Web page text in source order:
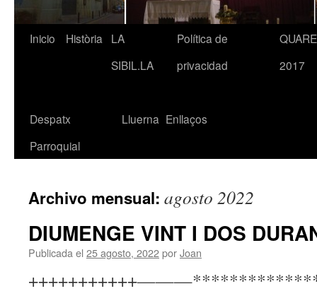
Inicio Història
LA
SIBIL.LA
Política de
privacidad
2017
Despatx
Parroquial
Lluerna Enllaços
Archivo mensual: agosto 2022
DIUMENGE VINT I DOS
Publicada el 25 agosto, 2022porJoan